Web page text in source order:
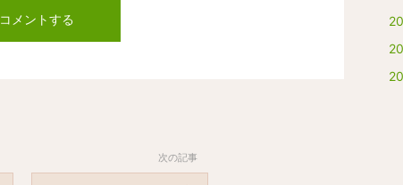
コメントする
次の記事